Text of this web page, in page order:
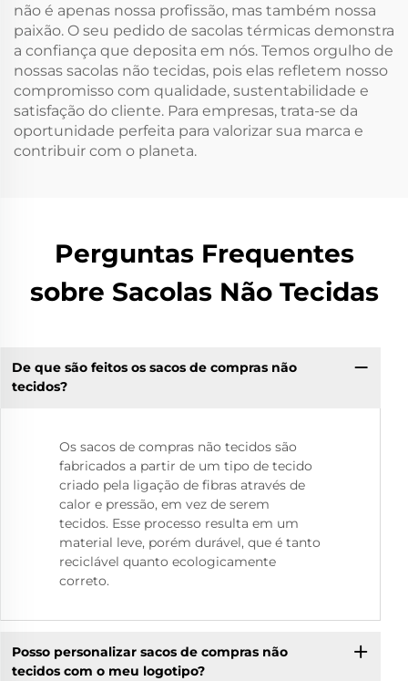
não é apenas nossa profissão, mas também nossa
paixão. O seu pedido de sacolas térmicas demonstra
a confiança que deposita em nós. Temos orgulho de
nossas sacolas não tecidas, pois elas refletem nosso
compromisso com qualidade, sustentabilidade e
satisfação do cliente. Para empresas, trata-se da
oportunidade perfeita para valorizar sua marca e
contribuir com o planeta.
Perguntas Frequentes
sobre Sacolas Não Tecidas
De que são feitos os sacos de compras não
tecidos?
Os sacos de compras não tecidos são
fabricados a partir de um tipo de tecido
criado pela ligação de fibras através de
calor e pressão, em vez de serem
tecidos. Esse processo resulta em um
material leve, porém durável, que é tanto
reciclável quanto ecologicamente
correto.
Posso personalizar sacos de compras não
tecidos com o meu logotipo?